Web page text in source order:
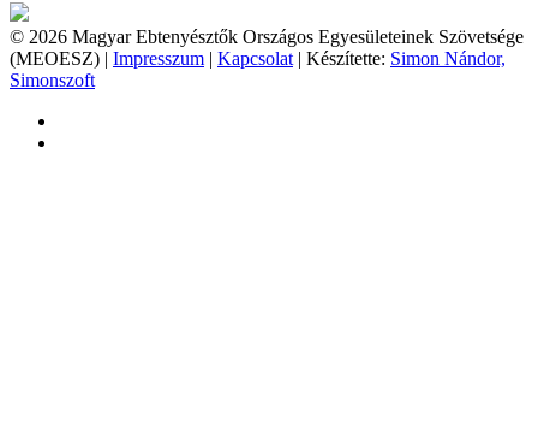
© 2026 Magyar Ebtenyésztők Országos Egyesületeinek Szövetsége
(MEOESZ) | Impresszum | Kapcsolat | Készítette: Simon Nándor,
Simonszoft